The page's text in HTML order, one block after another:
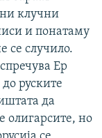
клучни
и понатаму
се случило.
Ер
руските
да
олигарсите, но